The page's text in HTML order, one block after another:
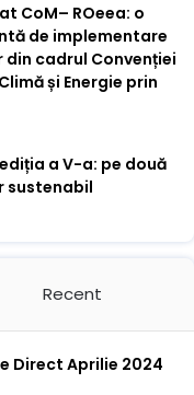
CoM– ROeea: o
de implementare
cadrul Convenției
și Energie prin
a V-a: pe două
sustenabil
Recent
Direct Aprilie 2024